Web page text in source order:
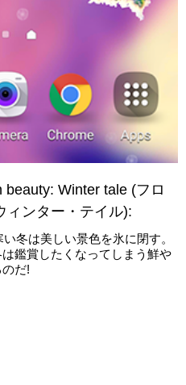
beauty: Winter tale (フロ
ィンター・テイル):
い冬は美しい景色を氷に閉す。
鑑賞したくなってしまう鮮や
だ!